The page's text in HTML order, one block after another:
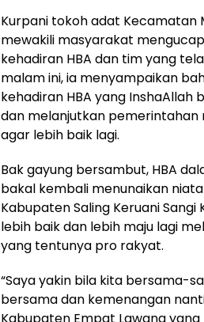
Kurpani tokoh adat Kecamatan
mewakili masyarakat
kehadiran HBA dan tim yang
malam ini, ia menyampaikan
kehadiran HBA yang
dan melanjutkan pemerintahan
agar lebih baik lagi.
Bak gayung bersambut, HBA
bakal kembali menunaikan
Kabupaten Saling Keruani
lebih baik dan lebih maju lagi
yang tentunya pro rakyat.
“Saya yakin bila kita bersama-
bersama dan kemenangan